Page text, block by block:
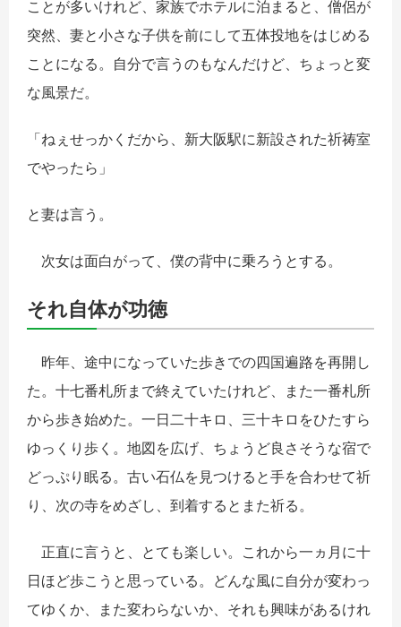
ことが多いけれど、家族でホテルに泊まると、僧侶が
突然、妻と小さな子供を前にして五体投地をはじめる
ことになる。自分で言うのもなんだけど、ちょっと変
な風景だ。
「ねぇせっかくだから、新大阪駅に新設された祈祷室
でやったら」
と妻は言う。
次女は面白がって、僕の背中に乗ろうとする。
それ自体が功徳
昨年、途中になっていた歩きでの四国遍路を再開し
た。十七番札所まで終えていたけれど、また一番札所
から歩き始めた。一日二十キロ、三十キロをひたすら
ゆっくり歩く。地図を広げ、ちょうど良さそうな宿で
どっぷり眠る。古い石仏を見つけると手を合わせて祈
り、次の寺をめざし、到着するとまた祈る。
正直に言うと、とても楽しい。これから一ヵ月に十
日ほど歩こうと思っている。どんな風に自分が変わっ
てゆくか、また変わらないか、それも興味があるけれ